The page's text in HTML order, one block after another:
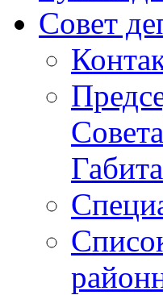
Совет